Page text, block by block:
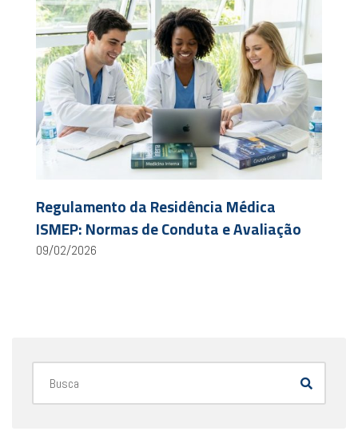
Regulamento da Residência Médica
ISMEP: Normas de Conduta e Avaliação
09/02/2026